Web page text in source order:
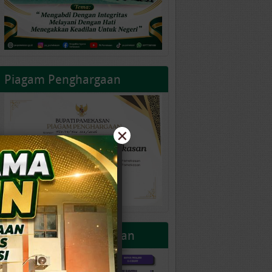
Piagam Penghargaan
Layanan PA Pamekasan
×